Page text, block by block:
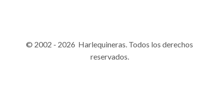
© 2002 - 2026 Harlequineras. Todos los derechos
reservados.